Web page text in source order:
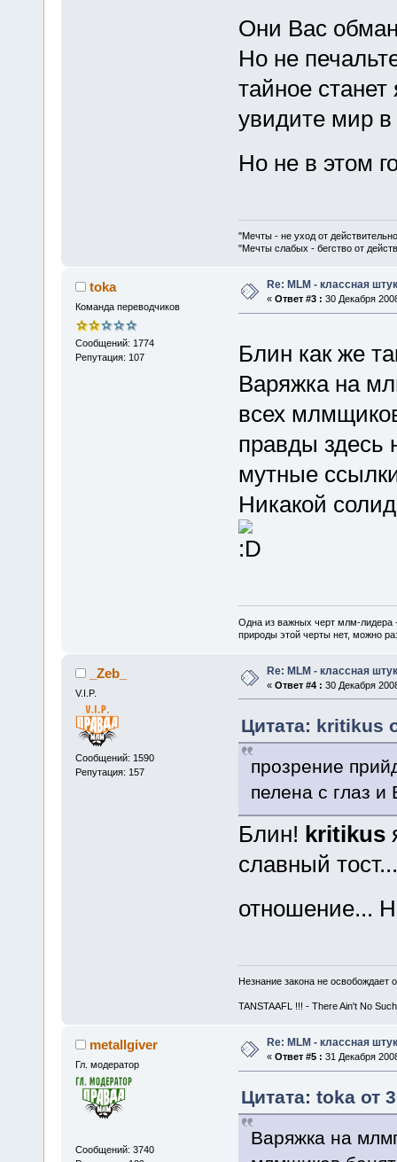
Они Вас
Но не
тайное
увидите мир в
Но не в этом
"Мечты - не уход от
"Мечты слабых - бегство от
toka
Команда переводчиков
Сообщений: 1774
Репутация: 107
Re: MLM - классная
« Ответ #3 : 30 Декабря
Блин как же
Варяжка на
всех
правды здесь
мутные
Никакой
Одна из важных черт млм-лидера
природы этой черты нет, можно
_Zeb_
V.I.P.
Сообщений: 1590
Репутация: 157
Re: MLM - классная
« Ответ #4 : 30 Декабря
Цитата: kritikus
прозрение
пелена с глаз
Блин! kritikus
славный
отношение...
Незнание закона не освобождает
TANSTAAFL !!! - There Ain't No
metallgiver
Гл. модератор
Сообщений: 3740
Re: MLM - классная
« Ответ #5 : 31 Декабря
Цитата: toka от
Варяжка на